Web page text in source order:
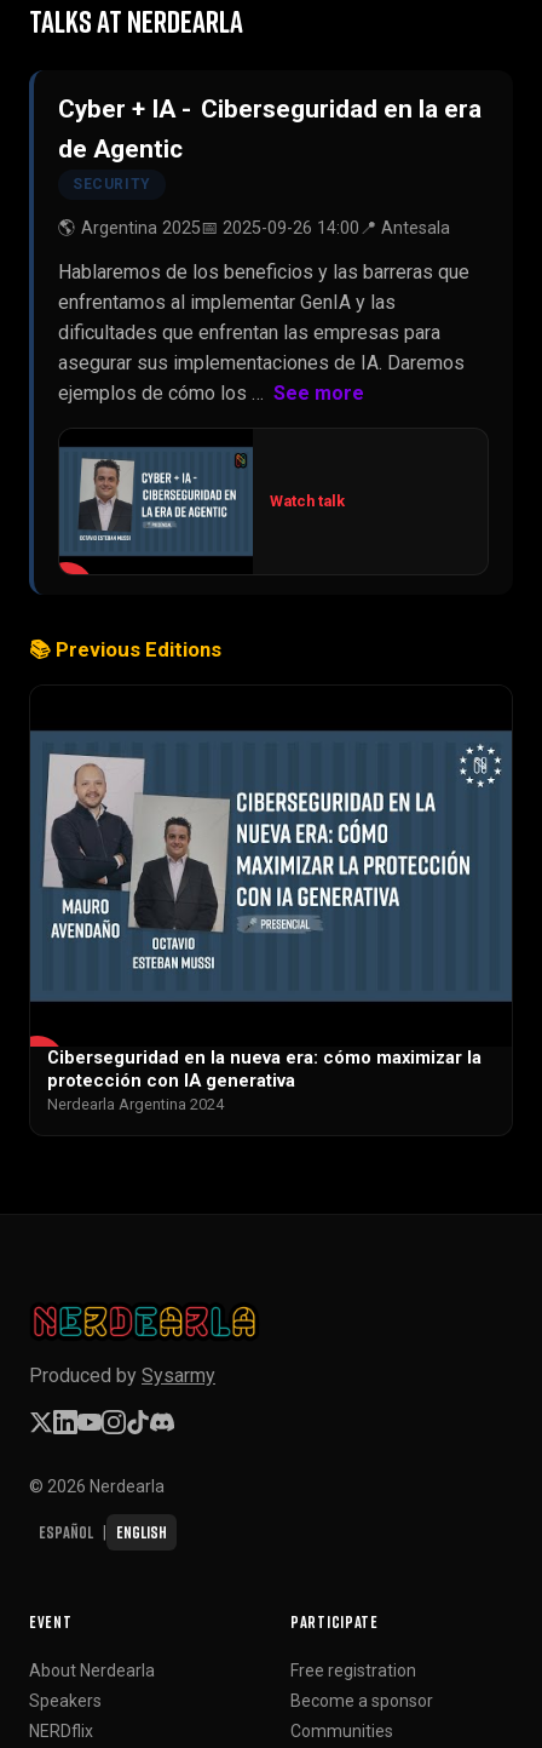
TALKS AT NERDEARLA
Cyber + IA - Ciberseguridad en la era
de Agentic
SECURITY
🌎 Argentina 2025📅 2025-09-26 14:00📍 Antesala
Hablaremos de los beneficios y las barreras que
enfrentamos al implementar GenIA y las
dificultades que enfrentan las empresas para
asegurar sus implementaciones de IA. Daremos
ejemplos de cómo los … See more
Watch talk
📚 Previous Editions
Ciberseguridad en la nueva era: cómo maximizar la
protección con IA generativa
Nerdearla Argentina 2024
Produced by Sysarmy
© 2026 Nerdearla
Español English
EVENT
About Nerdearla
Speakers
NERDflix
PARTICIPATE
Free registration
Become a sponsor
Communities